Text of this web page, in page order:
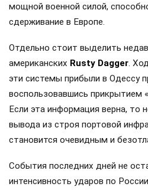
мощной военной силой,
сдерживание в Европе.
Отдельно стоит выделить
американских Rusty Dagger.
эти системы прибыли в Одессу
воспользовавшись прикрытием
Если эта информация верна, то
вывода из строя портовой
становится очевидным и
События последних дней не
интенсивность ударов по